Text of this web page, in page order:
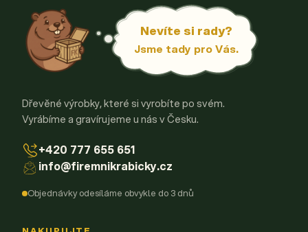
Nevíte si rady?
Jsme tady pro Vás.
Dřevěné výrobky, které si vyrobíte po svém.
Vyrábíme a gravírujeme u nás v Česku.
+420 777 655 651
info@firemnikrabicky.cz
Objednávky odesíláme obvykle do 3 dnů